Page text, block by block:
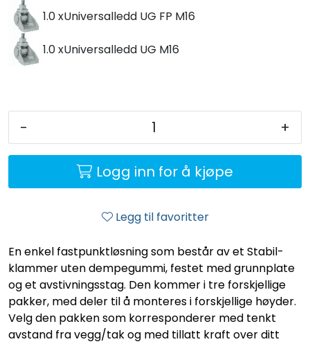
1.0 xUniversalledd UG FP M16
1.0 xUniversalledd UG M16
- +
Logg inn for å kjøpe
Legg til favoritter
En enkel fastpunktløsning som består av et Stabil-
klammer uten dempegummi, festet med grunnplate
og et avstivningsstag. Den kommer i tre forskjellige
pakker, med deler til å monteres i forskjellige høyder.
Velg den pakken som korresponderer med tenkt
avstand fra vegg/tak og med tillatt kraft over ditt